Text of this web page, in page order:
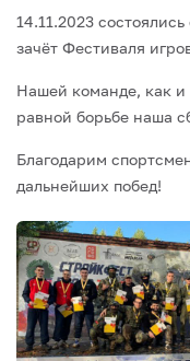
14.11.2023
зачёт Фестиваля
Нашей команде, как и
равной борьбе наша
Благодарим
дальнейших побед!